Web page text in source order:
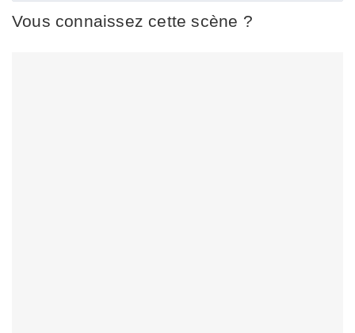
Vous connaissez cette scène ?